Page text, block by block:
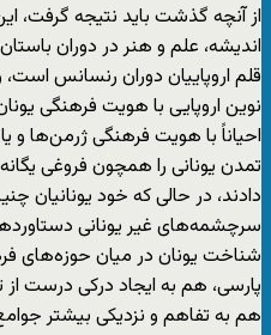
از آنچه گذشت باید نتیجه گرفت،
اندیشه، علم و هنر در دوران
قلم اروپاییان دوران رنسانس
نوین اروپایی با هویت فرهنگی
احیاناً با هویت فرهنگی ژرمن‌ها و
تمدن یونانی را همچون فروغی
دادند، در حالی که خود یونانیان
سرچشمه‌های غیر یونانی
شناخت یونان در میان حوزه‌های
پارسی، هم به ایجاد درکی درست
هم به تفاهم و نزدیکی بیشتر